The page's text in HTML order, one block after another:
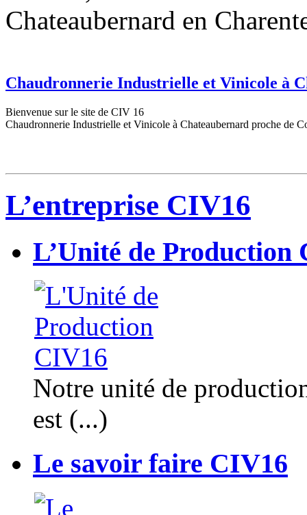
Chateaubernard en
Chaudronnerie Industrielle et Vinicole à
Bienvenue sur le site de CIV 16
Chaudronnerie Industrielle et Vinicole à Chateaubernard proche de
L’entreprise CIV16
L’Unité de Production
Notre unité de
est (...)
Le savoir faire CIV16